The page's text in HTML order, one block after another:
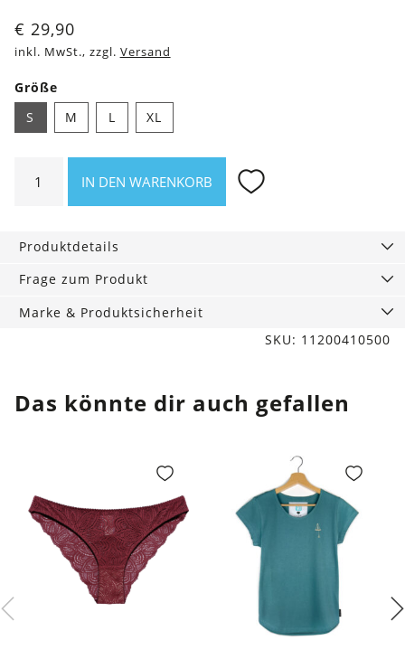
€ 29,90
inkl. MwSt., zzgl. Versand
Größe
S
M L XL
Strumpfhose
Menge
IN DEN WARENKORB
Produktdetails
Frage zum Produkt
Marke & Produktsicherheit
SKU: 11200410500
Das könnte dir auch gefallen